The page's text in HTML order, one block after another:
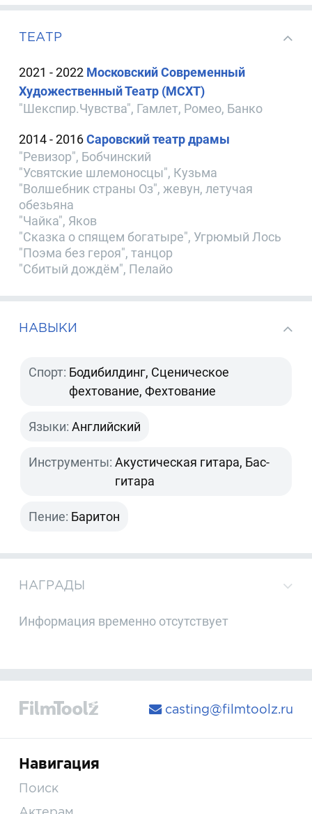
ТЕАТР
2021 - 2022 Московский Современный
Художественный Театр (МСХТ)
"Шекспир.Чувства", Гамлет, Ромео, Банко
2014 - 2016Саровский театр драмы
"Ревизор", Бобчинский
"Усвятские шлемоносцы", Кузьма
"Волшебник страны Оз", жевун, летучая
обезьяна
"Чайка", Яков
"Сказка о спящем богатыре", Угрюмый Лось
"Поэма без героя", танцор
"Сбитый дождём", Пелайо
НАВЫКИ
Спорт: Бодибилдинг, Сценическое
фехтование, Фехтование
Языки: Английский
Инструменты: Акустическая гитара, Бас-
гитара
Пение: Баритон
НАГРАДЫ
Информация временно отсутствует
casting@filmtoolz.ru
Навигация
Поиск